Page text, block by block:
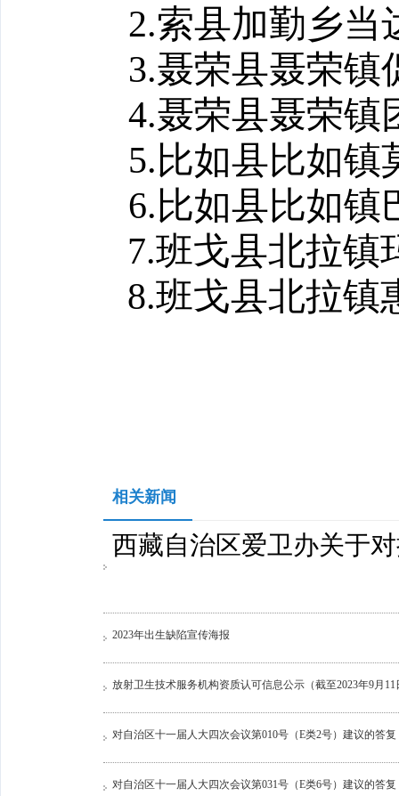
2.索县加勤乡当
3.聂荣县聂荣镇
4.聂荣县聂荣镇
5. 比如县比如镇
6. 比如县比如镇
7.班戈县北拉镇
8.班戈县北拉镇
相关新闻
西藏自治区爱卫办关于
2023年出生缺陷宣传海报
放射卫生技术服务机构资质认可信息公示（截至2023年9月11
对自治区十一届人大四次会议第010号（E类2号）建议的答复
对自治区十一届人大四次会议第031号（E类6号）建议的答复